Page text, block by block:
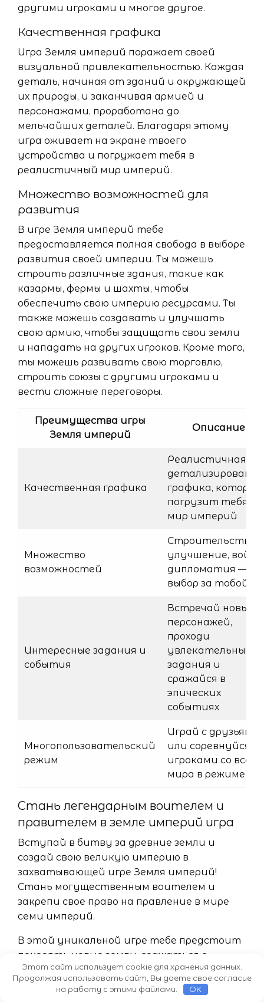
другими игроками и многое другое.
Качественная графика
Игра Земля империй поражает своей
визуальной привлекательностью. Каждая
деталь, начиная от зданий и окружающей
их природы, и заканчивая армией и
персонажами, проработана до
мельчайших деталей. Благодаря этому
игра оживает на экране твоего
устройства и погружает тебя в
реалистичный мир империй.
Множество возможностей для
развития
В игре Земля империй тебе
предоставляется полная свобода в выборе
развития своей империи. Ты можешь
строить различные здания, такие как
казармы, фермы и шахты, чтобы
обеспечить свою империю ресурсами. Ты
также можешь создавать и улучшать
свою армию, чтобы защищать свои земли
и нападать на других игроков. Кроме того,
ты можешь развивать свою торговлю,
строить союзы с другими игроками и
вести сложные переговоры.
Преимущества игры
Земля империй
Описание
Качественная графика
Реалистичная и
графика, которая
погрузит тебя в
мир империй
Множество
возможностей
Строительство,
улучшение,
дипломатия —
выбор за тобой!
Интересные задания и
события
Встречай новых
персонажей,
проходи
увлекательные
задания и
сражайся в
эпических
событиях
Многопользовательский
режим
Играй с друзьями
или соревнуйся с
игроками со всего
мира в режиме
Стань легендарным воителем и
правителем в земле империй игра
Вступай в битву за древние земли и
создай свою великую империю в
захватывающей игре Земля империй!
Стань могущественным воителем и
закрепи свое право на правление в мире
семи империй.
В этой уникальной игре тебе предстоит
покорять новые земли, сражаться с
другими игроками, и создавать свою
непобедимую армию. Используй
Этот сайт использует cookie для хранения данных.
Продолжая использовать сайт, Вы даете свое согласие
на работу с этими файлами.
OK